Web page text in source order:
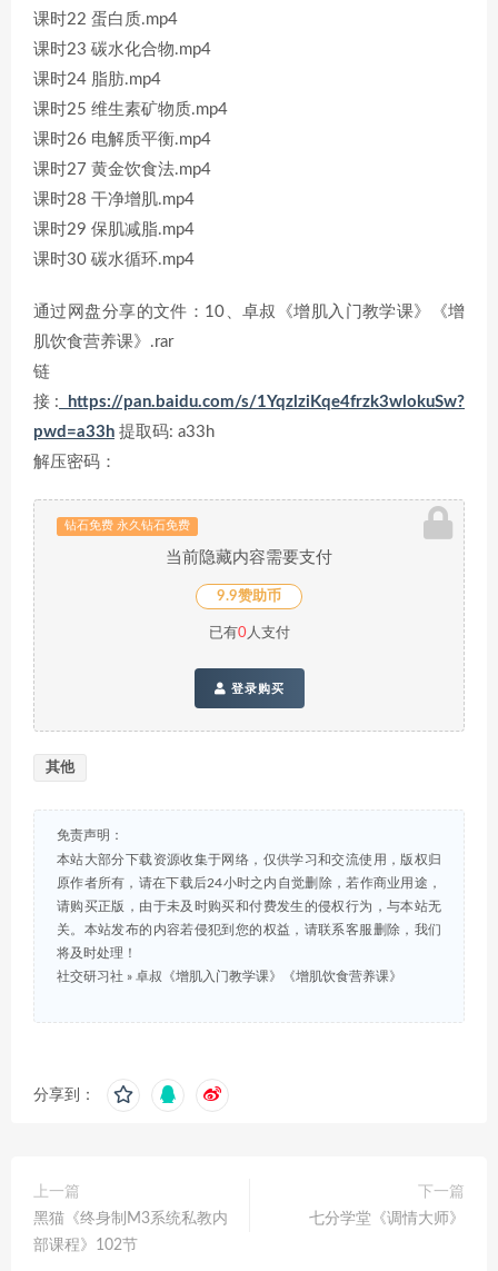
课时22 蛋白质.mp4
课时23 碳水化合物.mp4
课时24 脂肪.mp4
课时25 维生素矿物质.mp4
课时26 电解质平衡.mp4
课时27 黄金饮食法.mp4
课时28 干净增肌.mp4
课时29 保肌减脂.mp4
课时30 碳水循环.mp4
通过网盘分享的文件：10、卓叔《增肌入门教学课》《增
肌饮食营养课》.rar
链
接: https://pan.baidu.com/s/1YqzlziKqe4frzk3wlokuSw?
pwd=a33h 提取码: a33h
解压密码：
钻石免费 永久钻石免费
当前隐藏内容需要支付
9.9赞助币
已有0人支付
登录购买
其他
免责声明：
本站大部分下载资源收集于网络，仅供学习和交流使用，版权归
原作者所有，请在下载后24小时之内自觉删除，若作商业用途，
请购买正版，由于未及时购买和付费发生的侵权行为，与本站无
关。本站发布的内容若侵犯到您的权益，请联系客服删除，我们
将及时处理！
社交研习社 » 卓叔《增肌入门教学课》《增肌饮食营养课》
分享到：
上一篇
黑猫《终身制M3系统私教内
部课程》102节
下一篇
七分学堂《调情大师》